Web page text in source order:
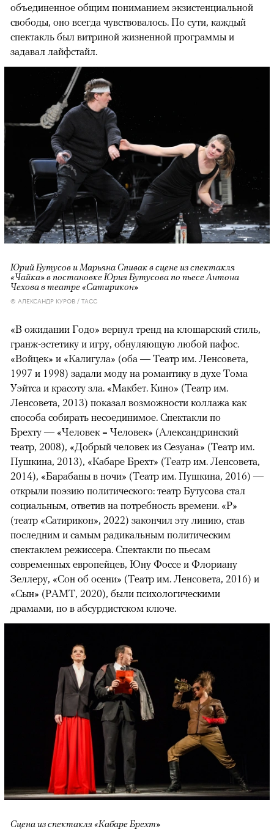
объединенное общим пониманием экзистенциальной
свободы, оно всегда чувствовалось. По сути, каждый
спектакль был витриной жизненной программы и
задавал лайфстайл.
Юрий Бутусов и Марьяна Спивак в сцене из спектакля
«Чайка» в постановке Юрия Бутусова по пьесе Антона
Чехова в театре «Сатирикон»
© АЛЕКСАНДР КУРОВ / ТАСС
«В ожидании Годо» вернул тренд на клошарский стиль,
гранж-эстетику и игру, обнуляющую любой пафос.
«Войцек» и «Калигула» (оба — Театр им. Ленсовета,
1997 и 1998) задали моду на романтику в духе Тома
Уэйтса и красоту зла. «Макбет. Кино» (Театр им.
Ленсовета, 2013) показал возможности коллажа как
способа собирать несоединимое. Спектакли по
Брехту — «Человек = Человек» (Александринский
театр, 2008), «Добрый человек из Сезуана» (Театр им.
Пушкина, 2013), «Кабаре Брехт» (Театр им. Ленсовета,
2014), «Барабаны в ночи» (Театр им. Пушкина, 2016) —
открыли поэзию политического: театр Бутусова стал
социальным, ответив на потребность времени. «Р»
(театр «Сатирикон», 2022) закончил эту линию, став
последним и самым радикальным политическим
спектаклем режиссера. Спектакли по пьесам
современных европейцев, Юну Фоссе и Флориану
Зеллеру, «Сон об осени» (Театр им. Ленсовета, 2016) и
«Сын» (РАМТ, 2020), были психологическими
драмами, но в абсурдистском ключе.
Сцена из спектакля «Кабаре Брехт»